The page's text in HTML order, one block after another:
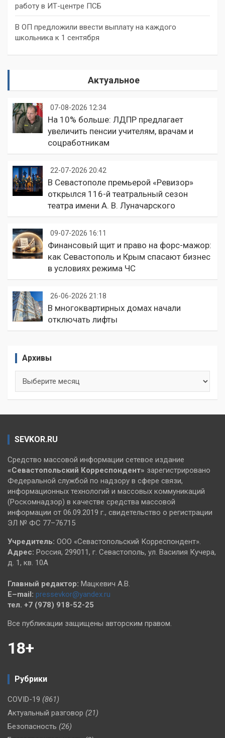
работу в ИТ-центре ПСБ
В ОП предложили ввести выплату на каждого
школьника к 1 сентября
Актуальное
07-08-2026 12:34
На 10% больше: ЛДПР предлагает
увеличить пенсии учителям, врачам и
соцработникам
22-07-2026 20:42
В Севастополе премьерой «Ревизор»
открылся 116-й театральный сезон
театра имени А. В. Луначарского
09-07-2026 16:11
Финансовый щит и право на форс-мажор:
как Севастополь и Крым спасают бизнес
в условиях режима ЧС
26-06-2026 21:18
В многоквартирных домах начали
отключать лифты
Архивы
SEVKOR.RU
Средство массовой информации сетевое издание
«Севастопольский Корреспондент» зарегистрировано
Федеральной службой по надзору в сфере связи,
информационных технологий и массовых коммуникаций
(Роскомнадзор) в качестве средства массовой
информации от 06.09.2019 г., свидетельство о регистрации
ЭЛ № ФС 77–76715
Учредитель: ООО «Севастопольский Корреспондент».
Адрес: Россия, 299011, г. Севастополь, ул. Василия Кучера,
д. 1, кв. 10А
Главный редактор: Мацкевич А.В.
E–mail: pressevkor@yandex.ru
тел. +7 (978) 918-52-25
Все публикации защищены авторским правом.
18+
Рубрики
COVID-19 (861)
Актуальный разговор (21)
Безопасность (26)